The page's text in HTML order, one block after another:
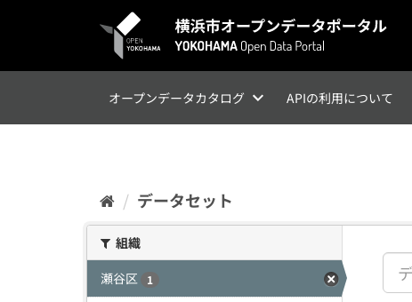
オープンデータカタログ APIの利用について
データセット
組織
瀬谷区
1